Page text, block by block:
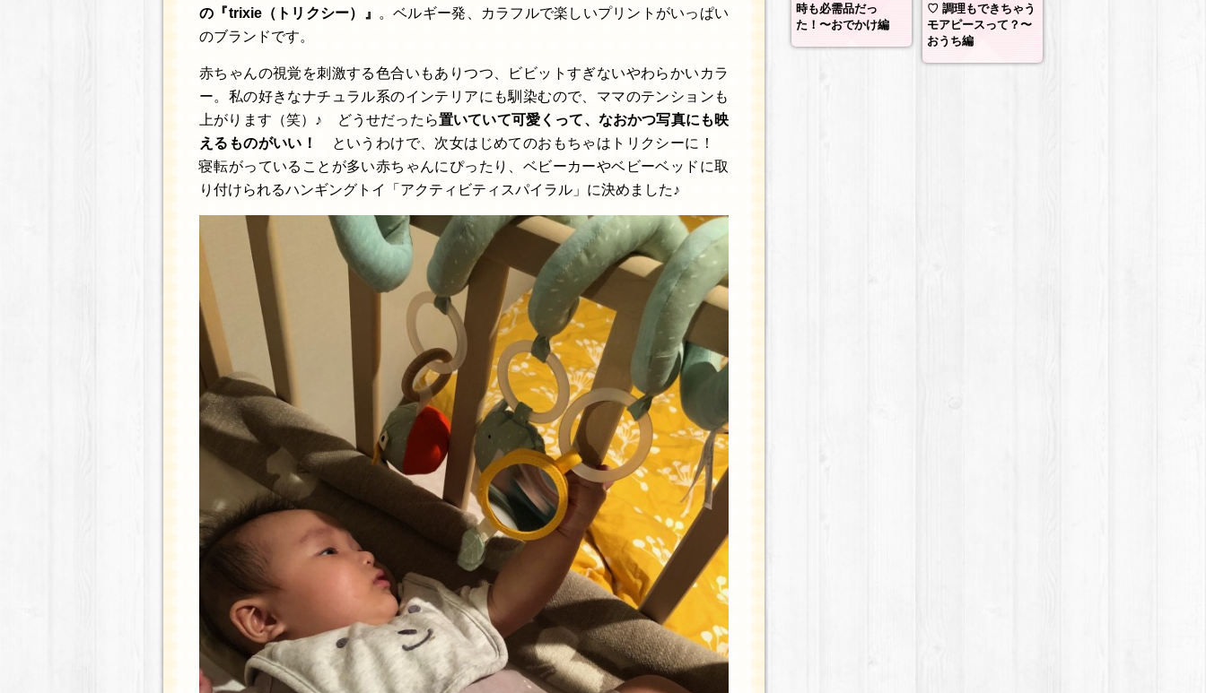
の『trixie（トリクシー）』
。ベルギー発、カラフルで楽しいプリントがいっぱい
のブランドです。
赤ちゃんの視覚を刺激する色合いもありつつ、ビビットすぎないやわらかいカラ
ー。私の好きなナチュラル系のインテリアにも馴染むので、ママのテンションも
上がります（笑）♪ どうせだったら置いていて可愛くって、なおかつ写真にも映
えるものがいい！
というわけで、次女はじめてのおもちゃはトリクシーに！
寝転がっていることが多い赤ちゃんにぴったり、ベビーカーやベビーベッドに取
り付けられるハンギングトイ「アクティビティスパイラル」に決めました♪
時も必需品だっ
た！〜おでかけ編
♡ 調理もできちゃう
モアピースって？〜
おうち編